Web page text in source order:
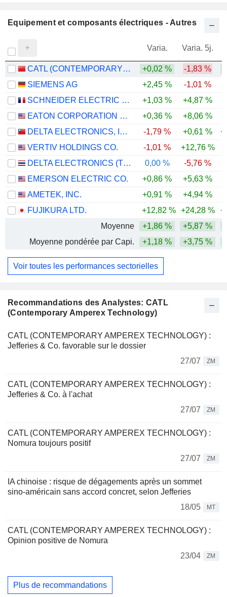
Recommandations des Analystes: CATL
(Contemporary Amperex Technology)
CATL (CONTEMPORARY AMPEREX TECHNOLOGY) :
Jefferies & Co. favorable sur le dossier
27/07
ZM
CATL (CONTEMPORARY AMPEREX TECHNOLOGY) :
Jefferies & Co. à l'achat
27/07
ZM
CATL (CONTEMPORARY AMPEREX TECHNOLOGY) :
Nomura toujours positif
27/07
ZM
IA chinoise : risque de dégagements après un sommet
sino-américain sans accord concret, selon Jefferies
18/05
MT
CATL (CONTEMPORARY AMPEREX TECHNOLOGY) :
Opinion positive de Nomura
23/04
ZM
Plus de recommandations
Equipement et composants électriques - Autres
Varia. Varia. 5j.
CATL (CONTEMPORARY AMPEREX TECHNOLOGY) +0,02 % -1,83 %
SIEMENS AG
+2,45 % -1,01 %
SCHNEIDER ELECTRIC SE
+1,03 % +4,87 %
EATON CORPORATION PLC
+0,36 % +8,06 %
DELTA ELECTRONICS, INC.
-1,79 % +0,61 %
VERTIV HOLDINGS CO.
-1,01 % +12,76 %
DELTA ELECTRONICS (THAILAND)
0,00 % -5,76 %
EMERSON ELECTRIC CO.
+0,86 % +5,63 %
AMETEK, INC.
+0,91 % +4,94 %
FUJIKURA LTD.
+12,82 % +24,28 %
Moyenne
+1,86 % +5,87 %
Moyenne pondérée par Capi.
+1,18 % +3,75 %
Voir toutes les performances sectorielles